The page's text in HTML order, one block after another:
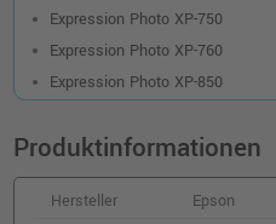
Epson 24
o. MwSt.11,76 €
13,99 €
inkl. MwSt.zzgl.
Epson 24
Photo Cyan
Expression Photo XP-750
Expression Photo XP-760
Expression Photo XP-850
Produktinformationen
Hersteller
Epson